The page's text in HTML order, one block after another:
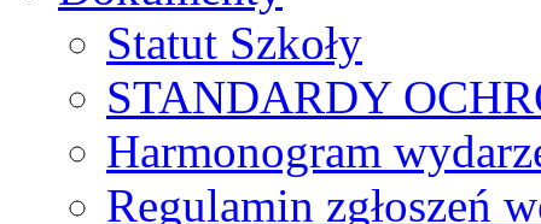
Statut Szkoły
STANDARDY
Harmonogram
Regulamin zgłoszeń